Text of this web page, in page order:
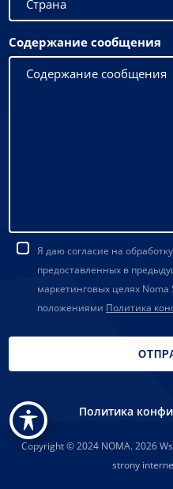
Содержание сообщения
Я даю согласие на
предоставленных в
маркетинговых целях Noma
положениями Политика
Copyright © 2024 NOMA. 2026
strony
Политика